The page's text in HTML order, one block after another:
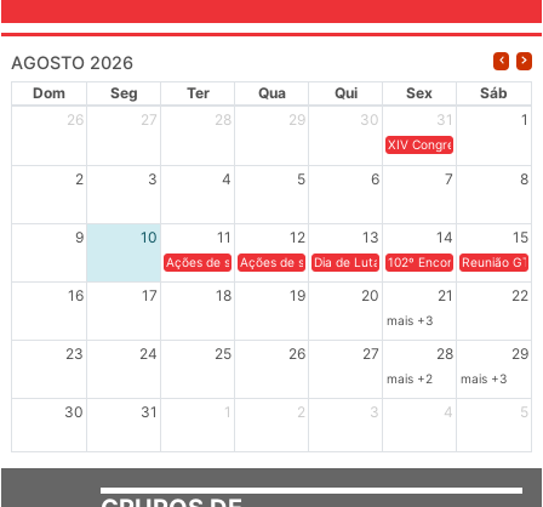
AGOSTO 2026
Dom Seg Ter Qua Qui Sex
Sáb
26
27 28 29 30 31 1
XIV Congresso Brasileiro
2 3 4 5 6 7 8
9 10 11 12 13 14 15
Ações de solidariedade a Cuba no Rio Grande do Sul - 100
Ações de solidariedade a Cuba no Rio Grande do
Dia de Luta em Defesa de Cuba e da
102º Encontro da
Reunião
16 17 18 19 20 21 22
mais +3
23 24 25 26 27 28 29
mais +2 mais +3
30 31 1 2 3 4 5